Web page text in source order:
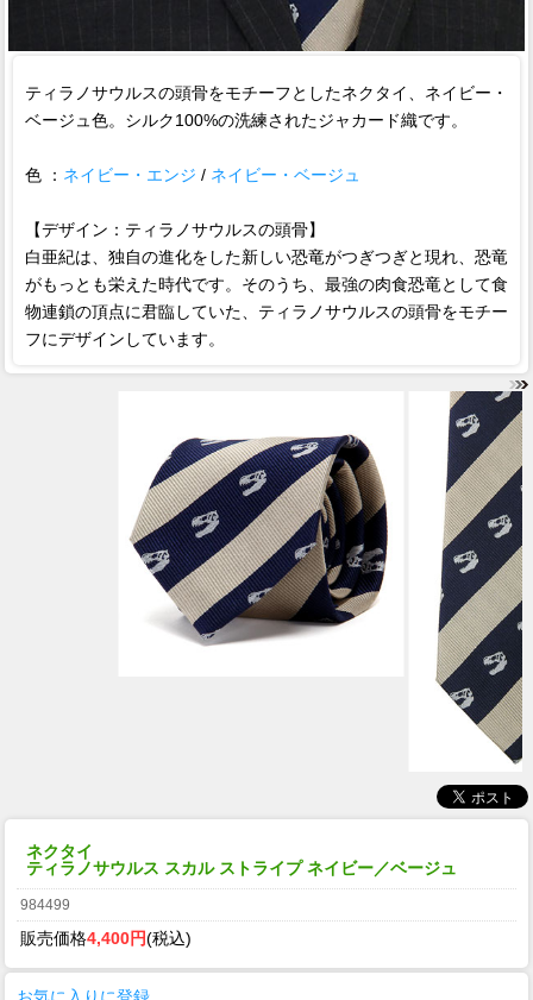
ティラノサウルスの頭骨をモチーフとしたネクタイ、ネイビー・
ベージュ色。シルク100%の洗練されたジャカード織です。
色 ： ネイビー・エンジ / ネイビー・ベージュ
【デザイン：ティラノサウルスの頭骨】
白亜紀は、独自の進化をした新しい恐竜がつぎつぎと現れ、恐竜
がもっとも栄えた時代です。そのうち、最強の肉食恐竜として食
物連鎖の頂点に君臨していた、ティラノサウルスの頭骨をモチー
フにデザインしています。
ネクタイ
ティラノサウルス スカル ストライプ ネイビー／ベージュ
984499
販売価格4,400円(税込)
お気に入りに登録